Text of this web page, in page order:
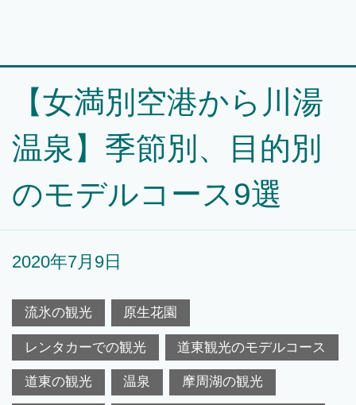
【女満別空港から川湯
温泉】季節別、目的別
のモデルコース9選
2020年7月9日
流氷の観光 原生花園
レンタカーでの観光 道東観光のモデルコース
道東の観光 温泉 摩周湖の観光